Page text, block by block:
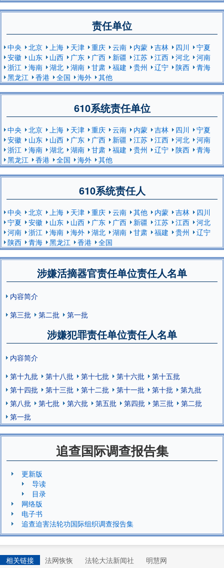
责任单位
中央 北京 上海 天津 重庆 云南 内蒙 吉林 四川
宁夏
安徽
山东 山西 广东 广西 新疆 江苏 江西 河北
河南
浙江
海南 湖北 湖南 甘肃 福建 贵州 辽宁 陕西
青海
黑龙江
香港 全国 海外 其他
610系统责任单位
中央 北京 上海 天津 重庆 云南 内蒙 吉林 四川
宁夏
安徽
山东 山西 广东 广西 新疆 江苏 江西 河北
河南
浙江
海南 湖北 湖南 甘肃 福建 贵州 辽宁 陕西
青海
黑龙江
香港 全国 海外 其他
610系统责任人
中央 北京 上海 天津 重庆 云南 其他 内蒙 吉林
四川
宁夏
安徽 山东 山西 广东 广西 新疆 江苏 江西
河北
河南
浙江 海南 海外 湖北 湖南 甘肃 福建 贵州
辽宁
陕西
青海 黑龙江 香港 全国
涉嫌活摘器官责任单位责任人名单
内容简介
第三批
第二批 第一批
涉嫌犯罪责任单位责任人名单
内容简介
第十九批
第十八批 第十七批 第十六批
第十五批
第十四批
第十三批 第十二批 第十一批 第十批
第九批
第八批
第七批 第六批 第五批 第四批 第三批
第二批
第一批
追查国际调查报告集
更新版
导读
目录
网络版
电子书
追查迫害法轮功国际组织调查报告集
相关链接 法网恢恢 法轮大法新闻社
明慧网